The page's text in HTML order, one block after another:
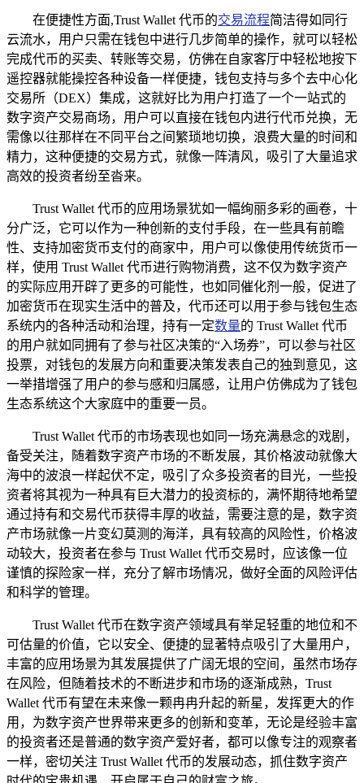
在便捷性方面,Trust Wallet 代币的交易流程简洁得如同行
云流水，用户只需在钱包中进行几步简单的操作，就可以轻松
完成代币的买卖、转账等交易，仿佛在自家客厅中轻松地按下
遥控器就能操控各种设备一样便捷，钱包支持与多个去中心化
交易所（DEX）集成，这就好比为用户打造了一个一站式的
数字资产交易商场，用户可以直接在钱包内进行代币兑换，无
需像以往那样在不同平台之间繁琐地切换，浪费大量的时间和
精力，这种便捷的交易方式，就像一阵清风，吸引了大量追求
高效的投资者纷至沓来。
Trust Wallet 代币的应用场景犹如一幅绚丽多彩的画卷，十
分广泛，它可以作为一种创新的支付手段，在一些具有前瞻
性、支持加密货币支付的商家中，用户可以像使用传统货币一
样，使用 Trust Wallet 代币进行购物消费，这不仅为数字资产
的实际应用开辟了更多的可能性，也如同催化剂一般，促进了
加密货币在现实生活中的普及，代币还可以用于参与钱包生态
系统内的各种活动和治理，持有一定数量的 Trust Wallet 代币
的用户就如同拥有了参与社区决策的“入场券”，可以参与社区
投票，对钱包的发展方向和重要决策发表自己的独到意见，这
一举措增强了用户的参与感和归属感，让用户仿佛成为了钱包
生态系统这个大家庭中的重要一员。
Trust Wallet 代币的市场表现也如同一场充满悬念的戏剧，
备受关注，随着数字资产市场的不断发展，其价格波动就像大
海中的波浪一样起伏不定，吸引了众多投资者的目光，一些投
资者将其视为一种具有巨大潜力的投资标的，满怀期待地希望
通过持有和交易代币获得丰厚的收益，需要注意的是，数字资
产市场就像一片变幻莫测的海洋，具有较高的风险性，价格波
动较大，投资者在参与 Trust Wallet 代币交易时，应该像一位
谨慎的探险家一样，充分了解市场情况，做好全面的风险评估
和科学的管理。
Trust Wallet 代币在数字资产领域具有举足轻重的地位和不
可估量的价值，它以安全、便捷的显著特点吸引了大量用户，
丰富的应用场景为其发展提供了广阔无垠的空间，虽然市场存
在风险，但随着技术的不断进步和市场的逐渐成熟，Trust
Wallet 代币有望在未来像一颗冉冉升起的新星，发挥更大的作
用，为数字资产世界带来更多的创新和变革，无论是经验丰富
的投资者还是普通的数字资产爱好者，都可以像专注的观察者
一样，密切关注 Trust Wallet 代币的发展动态，抓住数字资产